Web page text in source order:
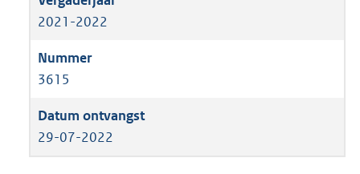
2021-2022
3615
29-07-2022